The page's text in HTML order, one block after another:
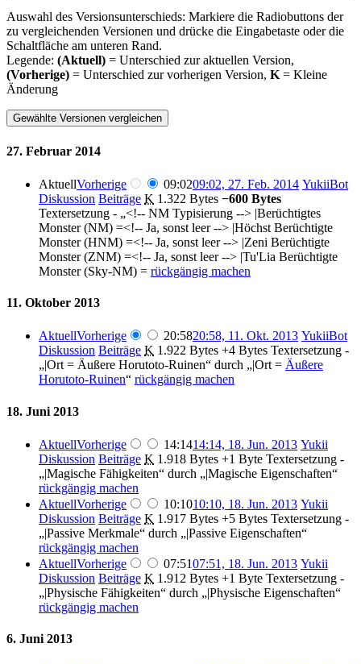
Auswahl des Versionsunterschieds: Markiere die Radiobuttons der
zu vergleichenden Versionen und drücke die Eingabetaste oder die
Schaltfläche am unteren Rand.
Legende: (Aktuell) = Unterschied zur aktuellen Version,
(Vorherige) = Unterschied zur vorherigen Version, K= Kleine
Änderung
27. Februar 2014
AktuellVorherige 09:0209:02, 27. Feb. 2014 YukiiBot
Diskussion Beiträge K 1.322 Bytes −600 Bytes
Textersetzung - „<!-- NM Typisierung --> |Berüchtigtes
Monster (NM) =<!-- Ja, sonst leer --> |Höchst Berüchtigte
Monster (HNM) =<!-- Ja, sonst leer --> |Zeni Berüchtigte
Monster (ZNM) =<!-- Ja, sonst leer --> |Tu'Lia Berüchtigte
Monster (Sky-NM) = rückgängig machen
11. Oktober 2013
AktuellVorherige 20:5820:58, 11. Okt. 2013 YukiiBot
Diskussion Beiträge K 1.922 Bytes +4 Bytes Textersetzung -
„|Ort = Äußere Horutoto-Ruinen“ durch „|Ort = Äußere
Horutoto-Ruinen“ rückgängig machen
18. Juni 2013
AktuellVorherige 14:1414:14, 18. Jun. 2013 Yukii
Diskussion Beiträge K 1.918 Bytes +1 Byte Textersetzung -
„|Magische Fähigkeiten“ durch „|Magische Eigenschaften“
rückgängig machen
AktuellVorherige 10:1010:10, 18. Jun. 2013 Yukii
Diskussion Beiträge K 1.917 Bytes +5 Bytes Textersetzung -
„|Passive Merkmale“ durch „|Passive Eigenschaften“
rückgängig machen
AktuellVorherige 07:5107:51, 18. Jun. 2013 Yukii
Diskussion Beiträge K 1.912 Bytes +1 Byte Textersetzung -
„|Physische Fähigkeiten“ durch „|Physische Eigenschaften“
rückgängig machen
6. Juni 2013